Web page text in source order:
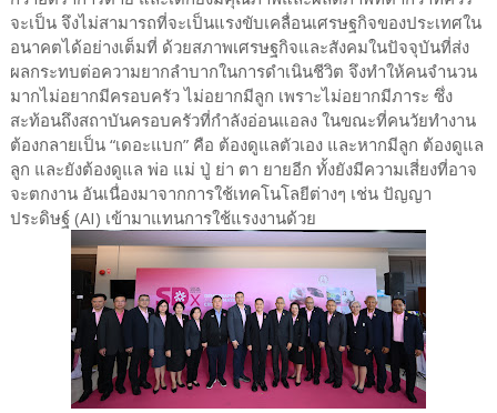
จะเป็น จึงไม่สามารถที่จะเป็นแรงขับเคลื่อนเศรษฐกิจของประเทศใน
อนาคตได้อย่างเต็มที่ ด้วยสภาพเศรษฐกิจและสังคมในปัจจุบันที่ส่ง
ผลกระทบต่อความยากลำบากในการดำเนินชีวิต จึงทำให้คนจำนวน
มากไม่อยากมีครอบครัว ไม่อยากมีลูก เพราะไม่อยากมีภาระ ซึ่ง
สะท้อนถึงสถาบันครอบครัวที่กำลังอ่อนแอลง ในขณะที่คนวัยทำงาน
ต้องกลายเป็น “เดอะแบก” คือ ต้องดูแลตัวเอง และหากมีลูก ต้องดูแล
ลูก และยังต้องดูแล พ่อ แม่ ปู่ ย่า ตา ยายอีก ทั้งยังมีความเสี่ยงที่อาจ
จะตกงาน อันเนื่องมาจากการใช้เทคโนโลยีต่างๆ เช่น ปัญญา
ประดิษฐ์ (AI) เข้ามาแทนการใช้แรงงานด้วย